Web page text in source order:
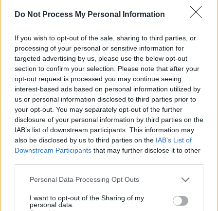
Do Not Process My Personal Information
If you wish to opt-out of the sale, sharing to third parties, or
processing of your personal or sensitive information for
targeted advertising by us, please use the below opt-out
section to confirm your selection. Please note that after your
opt-out request is processed you may continue seeing
interest-based ads based on personal information utilized by
us or personal information disclosed to third parties prior to
your opt-out. You may separately opt-out of the further
disclosure of your personal information by third parties on the
IAB’s list of downstream participants. This information may
also be disclosed by us to third parties on the IAB’s List of
Downstream Participants that may further disclose it to other
Personal Data Processing Opt Outs
I want to opt-out of the Sharing of my
personal data.
Tödliche Pillen (Deutschland,1996)
Folge 8 Staffel: 3
Übersicht